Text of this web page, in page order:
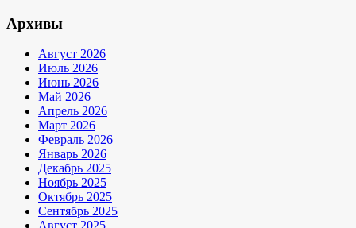
Архивы
Август 2026
Июль 2026
Июнь 2026
Май 2026
Апрель 2026
Март 2026
Февраль 2026
Январь 2026
Декабрь 2025
Ноябрь 2025
Октябрь 2025
Сентябрь 2025